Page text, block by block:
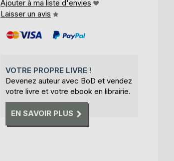
Ajouter à ma liste d'envies
Laisser un avis
VOTRE PROPRE LIVRE !
Devenez auteur avec BoD et vendez
votre livre et votre ebook en librairie.
EN SAVOIR PLUS